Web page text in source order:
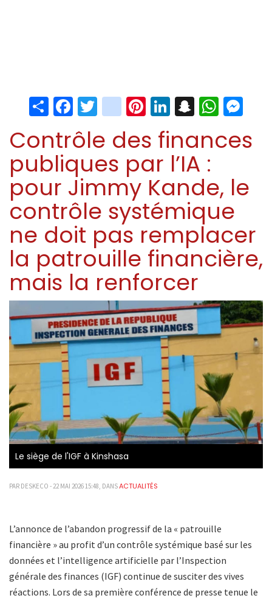
ShareFacebook
Twitter
instagram
Pinterest
LinkedIn
Snapchat
Contrôle des finances
publiques par l’IA :
pour Jimmy Kande, le
contrôle systémique
ne doit pas remplacer
la patrouille financière,
mais la renforcer
Le siège de l'IGF à Kinshasa
PAR DESKECO - 22 MAI 2026 15:48, DANSACTUALITÉS
L’annonce de l’abandon progressif de la « patrouille
financière » au profit d’un contrôle systémique basé sur les
données et l’intelligence artificielle par l’Inspection
générale des finances (IGF) continue de susciter des vives
réactions. Lors de sa première conférence de presse tenue le